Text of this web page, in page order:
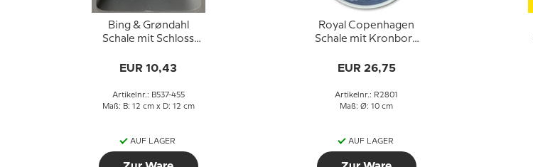
Bing & Grøndahl
Schale mit Schloss
EUR 10,43
Artikelnr.: B537-455
Maß: B: 12 cm x D: 12 cm
AUF LAGER
Royal Copenhagen
Schale mit Kronborg
EUR 26,75
Artikelnr.: R2801
Maß: Ø: 10 cm
AUF LAGER